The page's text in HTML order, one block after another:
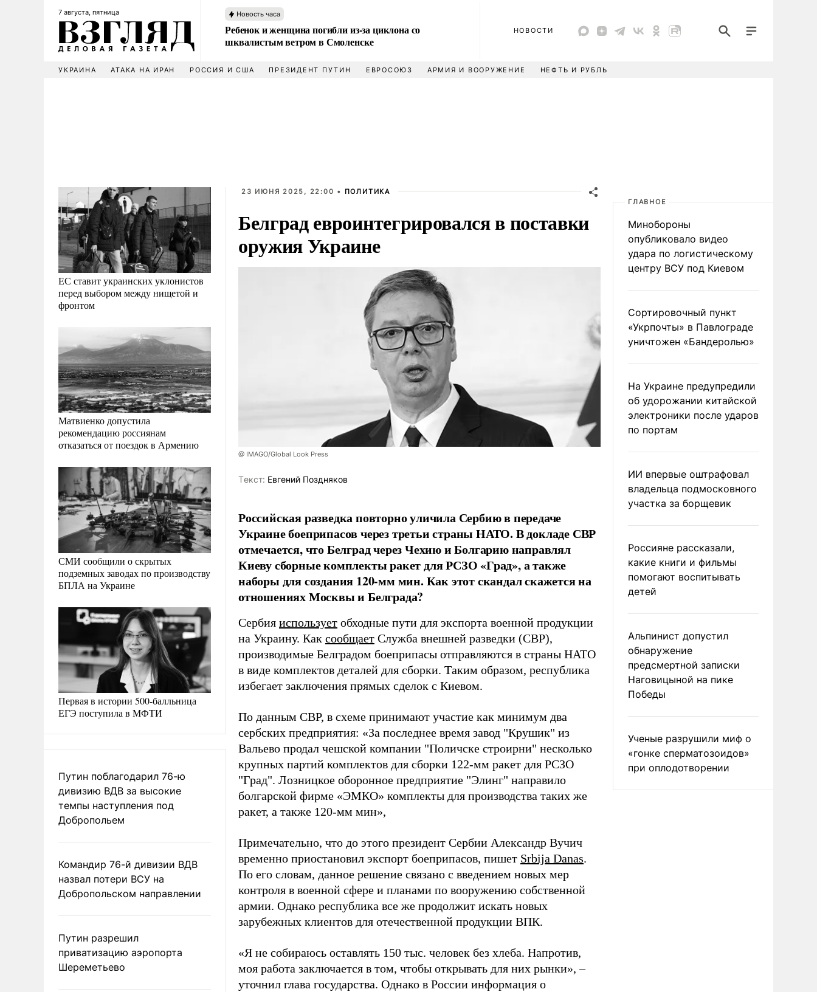
7 августа, пятница Новость часа
Ребенок и женщина погибли из-за циклона со
шквалистым ветром в Смоленске
НОВОСТИ
УКРАИНА АТАКА НА ИРАН РОССИЯ И США ПРЕЗИДЕНТ ПУТИН ЕВРОСОЮЗ АРМИЯ И ВООРУЖЕНИЕ НЕФТЬ И РУБЛЬ
ЕС ставит украинских уклонистов
перед выбором между нищетой и
фронтом
Матвиенко допустила
рекомендацию россиянам
отказаться от поездок в Армению
СМИ сообщили о скрытых
подземных заводах по производству
БПЛА на Украине
Первая в истории 500-балльница
ЕГЭ поступила в МФТИ
Путин поблагодарил 76-ю
дивизию ВДВ за высокие
темпы наступления под
Добропольем
Командир 76-й дивизии ВДВ
назвал потери ВСУ на
Добропольском направлении
Путин разрешил
приватизацию аэропорта
Шереметьево
23 ИЮНЯ 2025, 22:00 • ПОЛИТИКА
Белград евроинтегрировался в поставки
оружия Украине
@ IMAGO/Global Look Press
Tекст: Евгений Поздняков
Российская разведка повторно уличила Сербию в передаче
Украине боеприпасов через третьи страны НАТО. В докладе СВР
отмечается, что Белград через Чехию и Болгарию направлял
Киеву сборные комплекты ракет для РСЗО «Град», а также
наборы для создания 120-мм мин. Как этот скандал скажется на
отношениях Москвы и Белграда?
Сербия использует обходные пути для экспорта военной продукции
на Украину. Как сообщает Служба внешней разведки (СВР),
производимые Белградом боеприпасы отправляются в страны НАТО
в виде комплектов деталей для сборки. Таким образом, республика
избегает заключения прямых сделок с Киевом.
По данным СВР, в схеме принимают участие как минимум два
сербских предприятия: «За последнее время завод "Крушик" из
Вальево продал чешской компании "Поличске строирни" несколько
крупных партий комплектов для сборки 122-мм ракет для РСЗО
"Град". Лозницкое оборонное предприятие "Элинг" направило
болгарской фирме «ЭМКО» комплекты для производства таких же
ракет, а также 120-мм мин»,
Примечательно, что до этого президент Сербии Александр Вучич
временно приостановил экспорт боеприпасов, пишет Srbija Danas.
По его словам, данное решение связано с введением новых мер
контроля в военной сфере и планами по вооружению собственной
армии. Однако республика все же продолжит искать новых
зарубежных клиентов для отечественной продукции ВПК.
«Я не собираюсь оставлять 150 тыс. человек без хлеба. Напротив,
моя работа заключается в том, чтобы открывать для них рынки», –
уточнил глава государства. Однако в России информация о
ГЛАВНОЕ
Минобороны
опубликовало видео
удара по логистическому
центру ВСУ под Киевом
Сортировочный пункт
«Укрпочты» в Павлограде
уничтожен «Бандеролью»
На Украине предупредили
об удорожании китайской
электроники после ударов
по портам
ИИ впервые оштрафовал
владельца подмосковного
участка за борщевик
Россияне рассказали,
какие книги и фильмы
помогают воспитывать
детей
Альпинист допустил
обнаружение
предсмертной записки
Наговицыной на пике
Победы
Ученые разрушили миф о
«гонке сперматозоидов»
при оплодотворении